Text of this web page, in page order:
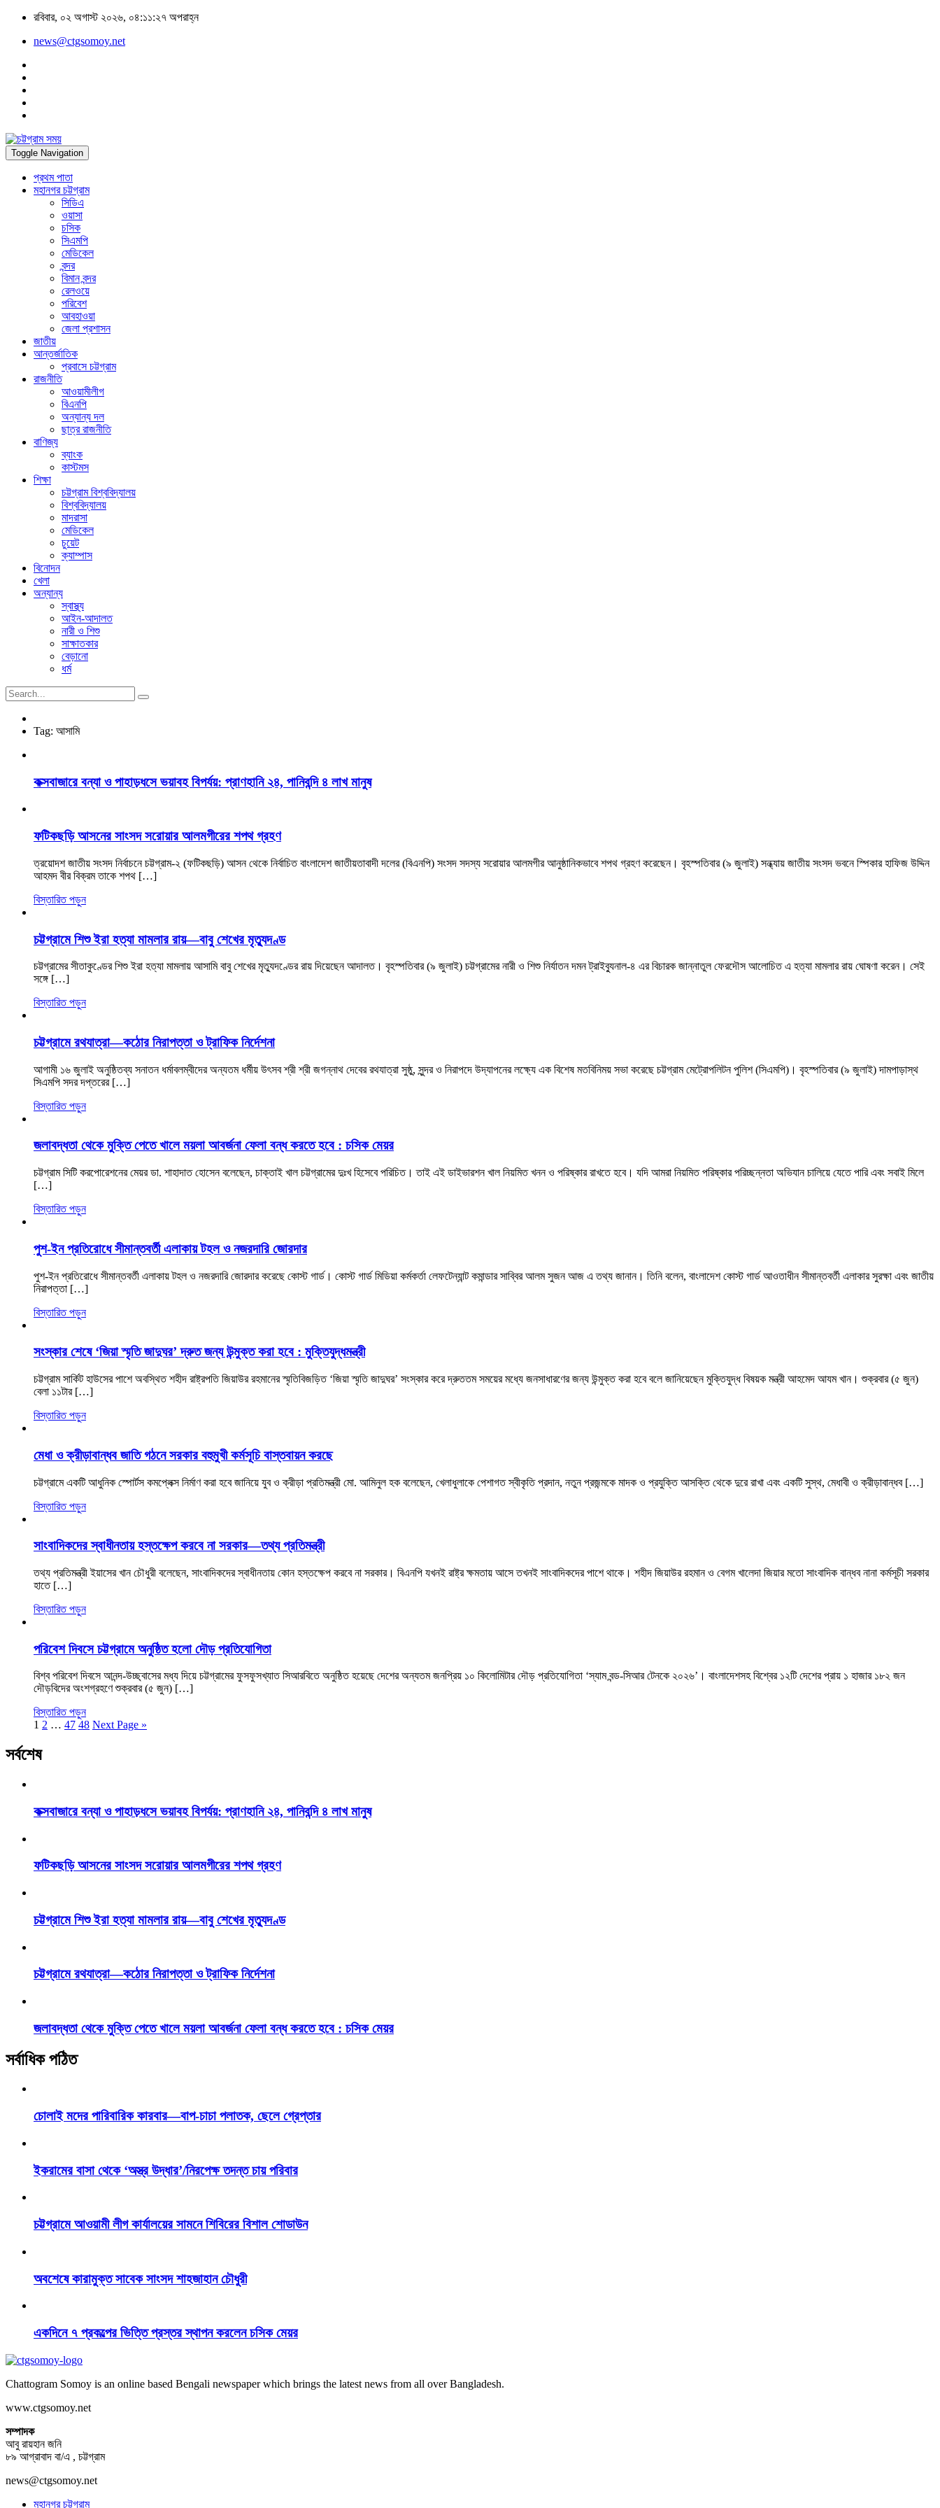
রবিবার, ০২ অগাস্ট ২০২৬, ০৪:১১:২৭ অপরাহ্ন
news@ctgsomoy.net
Toggle Navigation
প্রথম পাতা
মহানগর চট্টগ্রাম
সিডিএ
ওয়াসা
চসিক
সিএমপি
মেডিকেল
বন্দর
বিমান বন্দর
রেলওয়ে
পরিবেশ
আবহাওয়া
জেলা প্রশাসন
জাতীয়
আন্তর্জাতিক
প্রবাসে চট্টগ্রাম
রাজনীতি
আওয়ামীলীগ
বিএনপি
অন্যান্য দল
ছাত্র রাজনীতি
বাণিজ্য
ব্যাংক
কাস্টমস
শিক্ষা
চট্টগ্রাম বিশ্ববিদ্যালয়
বিশ্ববিদ্যালয়
মাদরাসা
মেডিকেল
চুয়েট
ক্যাম্পাস
বিনোদন
খেলা
অন্যান্য
স্বাস্থ্য
আইন-আদালত
নারী ও শিশু
সাক্ষাতকার
বেড়ানো
ধর্ম
Tag: আসামি
কক্সবাজারে বন্যা ও পাহাড়ধসে ভয়াবহ বিপর্যয়: প্রাণহানি ২৪, পানিবন্দি ৪ লাখ মানুষ
ফটিকছড়ি আসনের সাংসদ সরোয়ার আলমগীরের শপথ গ্রহণ
ত্রয়োদশ জাতীয় সংসদ নির্বাচনে চট্টগ্রাম-২ (ফটিকছড়ি) আসন থেকে নির্বাচিত বাংলাদেশ জাতীয়তাবাদী দলের (বিএনপি) সংসদ সদস্য সরোয়ার আলমগীর আনুষ্ঠানিকভাবে শপথ গ্রহণ করেছেন। বৃহস্পতিবার (৯ জুলাই) সন্ধ্যায় জাতীয় সংসদ ভবনে স্পিকার হাফিজ উদ্দিন
আহমদ বীর বিক্রম তাকে শপথ […]
বিস্তারিত পড়ুন
চট্টগ্রামে শিশু ইরা হত্যা মামলার রায়—বাবু শেখের মৃত্যুদণ্ড
চট্টগ্রামের সীতাকুণ্ডের শিশু ইরা হত্যা মামলায় আসামি বাবু শেখের মৃত্যুদণ্ডের রায় দিয়েছেন আদালত। বৃহস্পতিবার (৯ জুলাই) চট্টগ্রামের নারী ও শিশু নির্যাতন দমন ট্রাইব্যুনাল-৪ এর বিচারক জান্নাতুল ফেরদৌস আলোচিত এ হত্যা মামলার রায় ঘোষণা করেন। সেই
সঙ্গে […]
বিস্তারিত পড়ুন
চট্টগ্রামে রথযাত্রা—কঠোর নিরাপত্তা ও ট্রাফিক নির্দেশনা
আগামী ১৬ জুলাই অনুষ্ঠিতব্য সনাতন ধর্মাবলম্বীদের অন্যতম ধর্মীয় উৎসব শ্রী শ্রী জগন্নাথ দেবের রথযাত্রা সুষ্ঠু, সুন্দর ও নিরাপদে উদ্‌যাপনের লক্ষ্যে এক বিশেষ মতবিনিময় সভা করেছে চট্টগ্রাম মেট্রোপলিটন পুলিশ (সিএমপি)। বৃহস্পতিবার (৯ জুলাই) দামপাড়াস্থ
সিএমপি সদর দপ্তরের […]
বিস্তারিত পড়ুন
জলাবদ্ধতা থেকে মুক্তি পেতে খালে ময়লা আবর্জনা ফেলা বন্ধ করতে হবে : চসিক মেয়র
চট্টগ্রাম সিটি করপোরেশনের মেয়র ডা. শাহাদাত হোসেন বলেছেন, চাক্তাই খাল চট্টগ্রামের দুঃখ হিসেবে পরিচিত। তাই এই ডাইভারশন খাল নিয়মিত খনন ও পরিষ্কার রাখতে হবে। যদি আমরা নিয়মিত পরিষ্কার পরিচ্ছন্নতা অভিযান চালিয়ে যেতে পারি এবং সবাই মিলে
[…]
বিস্তারিত পড়ুন
পুশ-ইন প্রতিরোধে সীমান্তবর্তী এলাকায় টহল ও নজরদারি জোরদার
পুশ-ইন প্রতিরোধে সীমান্তবর্তী এলাকায় টহল ও নজরদারি জোরদার করেছে কোস্ট গার্ড। কোস্ট গার্ড মিডিয়া কর্মকর্তা লেফটেন্যান্ট কমান্ডার সাব্বির আলম সুজন আজ এ তথ্য জানান। তিনি বলেন, বাংলাদেশ কোস্ট গার্ড আওতাধীন সীমান্তবর্তী এলাকার সুরক্ষা এবং জাতীয়
নিরাপত্তা […]
বিস্তারিত পড়ুন
সংস্কার শেষে ‘জিয়া স্মৃতি জাদুঘর’ দ্রুত জন্য উন্মুক্ত করা হবে : মুক্তিযুদ্ধমন্ত্রী
চট্টগ্রাম সার্কিট হাউসের পাশে অবস্থিত শহীদ রাষ্ট্রপতি জিয়াউর রহমানের স্মৃতিবিজড়িত ‘জিয়া স্মৃতি জাদুঘর’ সংস্কার করে দ্রুততম সময়ের মধ্যে জনসাধারণের জন্য উন্মুক্ত করা হবে বলে জানিয়েছেন মুক্তিযুদ্ধ বিষয়ক মন্ত্রী আহমেদ আযম খান। শুক্রবার (৫ জুন)
বেলা ১১টার […]
বিস্তারিত পড়ুন
মেধা ও ক্রীড়াবান্ধব জাতি গঠনে সরকার বহুমুখী কর্মসূচি বাস্তবায়ন করছে
চট্টগ্রামে একটি আধুনিক স্পোর্টস কমপ্লেক্স নির্মাণ করা হবে জানিয়ে যুব ও ক্রীড়া প্রতিমন্ত্রী মো. আমিনুল হক বলেছেন, খেলাধুলাকে পেশাগত স্বীকৃতি প্রদান, নতুন প্রজন্মকে মাদক ও প্রযুক্তি আসক্তি থেকে দুরে রাখা এবং একটি সুস্থ, মেধাবী ও ক্রীড়াবান্ধব […]
বিস্তারিত পড়ুন
সাংবাদিকদের স্বাধীনতায় হস্তক্ষেপ করবে না সরকার—তথ্য প্রতিমন্ত্রী
তথ্য প্রতিমন্ত্রী ইয়াসের খান চৌধুরী বলেছেন, সাংবাদিকদের স্বাধীনতায় কোন হস্তক্ষেপ করবে না সরকার। বিএনপি যখনই রাষ্ট্র ক্ষমতায় আসে তখনই সাংবাদিকদের পাশে থাকে। শহীদ জিয়াউর রহমান ও বেগম খালেদা জিয়ার মতো সাংবাদিক বান্ধব নানা কর্মসূচী সরকার
হাতে […]
বিস্তারিত পড়ুন
পরিবেশ দিবসে চট্টগ্রামে অনুষ্ঠিত হলো দৌড় প্রতিযোগিতা
বিশ্ব পরিবেশ দিবসে আনন্দ-উচ্ছ্বাসের মধ্য দিয়ে চট্টগ্রামের ফুসফুসখ্যাত সিআরবিতে অনুষ্ঠিত হয়েছে দেশের অন্যতম জনপ্রিয় ১০ কিলোমিটার দৌড় প্রতিযোগিতা ‘স্যাম বন্ড-সিআর টেনকে ২০২৬’। বাংলাদেশসহ বিশ্বের ১২টি দেশের প্রায় ১ হাজার ১৮২ জন
দৌড়বিদের অংশগ্রহণে শুক্রবার (৫ জুন) […]
বিস্তারিত পড়ুন
1 2 … 47 48 Next Page »
সর্বশেষ
কক্সবাজারে বন্যা ও পাহাড়ধসে ভয়াবহ বিপর্যয়: প্রাণহানি ২৪, পানিবন্দি ৪ লাখ মানুষ
ফটিকছড়ি আসনের সাংসদ সরোয়ার আলমগীরের শপথ গ্রহণ
চট্টগ্রামে শিশু ইরা হত্যা মামলার রায়—বাবু শেখের মৃত্যুদণ্ড
চট্টগ্রামে রথযাত্রা—কঠোর নিরাপত্তা ও ট্রাফিক নির্দেশনা
জলাবদ্ধতা থেকে মুক্তি পেতে খালে ময়লা আবর্জনা ফেলা বন্ধ করতে হবে : চসিক মেয়র
সর্বাধিক পঠিত
চোলাই মদের পারিবারিক কারবার—বাপ-চাচা পলাতক, ছেলে গ্রেপ্তার
ইকরামের বাসা থেকে ‘অস্ত্র উদ্ধার’/নিরপেক্ষ তদন্ত চায় পরিবার
চট্টগ্রামে আওয়ামী লীগ কার্যালয়ের সামনে শিবিরের বিশাল শোডাউন
অবশেষে কারামুক্ত সাবেক সাংসদ শাহজাহান চৌধুরী
একদিনে ৭ প্রকল্পের ভিত্তি প্রস্তর স্থাপন করলেন চসিক মেয়র
Chattogram Somoy is an online based Bengali newspaper which brings the latest news from all over Bangladesh.
www.ctgsomoy.net
সম্পাদক
আবু রায়হান জনি
৮৯ আগ্রাবাদ বা/এ , চট্টগ্রাম
news@ctgsomoy.net
মহানগর চট্টগ্রাম